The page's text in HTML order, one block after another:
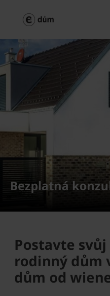
Bezplatná
Postavte
rodinný dům
dům od